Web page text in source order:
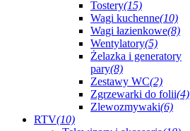
Tostery(15)
Wagi kuchenne(10)
Wagi łazienkowe(8)
Wentylatory(5)
Żelazka i generatory
pary(8)
Zestawy WC(2)
Zgrzewarki do folii(4)
Zlewozmywaki(6)
RTV(10)